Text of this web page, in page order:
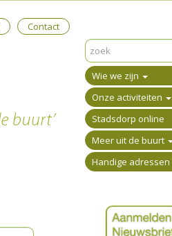
Contact
Wie we zijn
Onze activiteiten
Stadsdorp online
Meer uit de buurt
Handige adressen